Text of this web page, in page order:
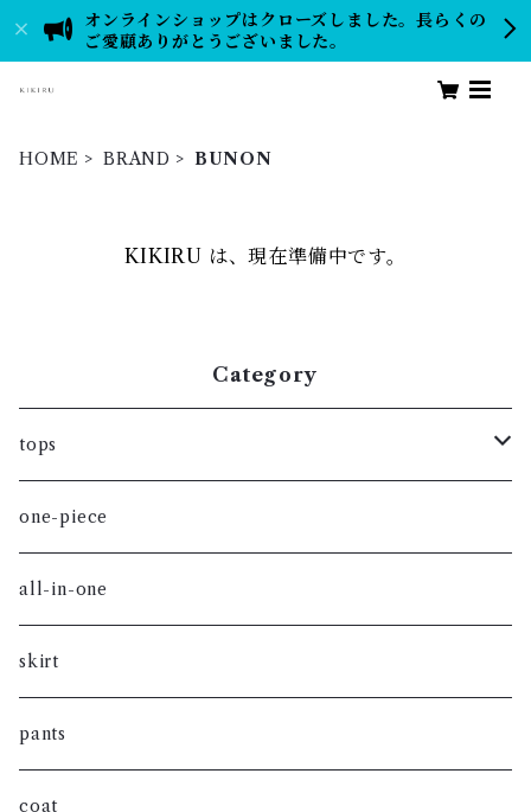
オンラインショップはクローズしました。長らくの
ご愛顧ありがとうございました。
HOME BRAND BUNON
KIKIRU は、現在準備中です。
Category
tops
blouse
cut-and-sew
shirt
jacket
knit
one-piece
all-in-one
skirt
pants
coat